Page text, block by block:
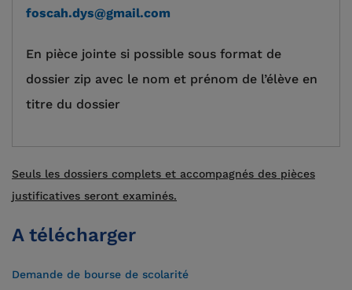
foscah.dys@gmail.com
En pièce jointe si possible sous format de
dossier zip avec le nom et prénom de l’élève en
titre du dossier
Seuls les dossiers complets et accompagnés des pièces
justificatives seront examinés.
A télécharger
Demande de bourse de scolarité